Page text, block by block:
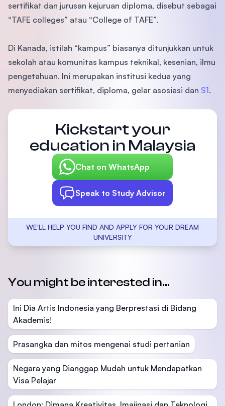
sertifikat dan jurusan kejuruan diploma, disebut sebagai
“TAFE colleges” atau “College of TAFE”.
Di Kanada, istilah “kampus” biasanya ditunjukkan untuk
sekolah atau komunitas kampus teknikal, kesenian, ilmu
pengetahuan. Ini merupakan institusi kedua yang
menyediakan sertifikat, diploma, gelar asosiasi dan S1.
Kickstart your
education in Malaysia
Chat on WhatsApp
Speak to Study Advisor
WE'LL HELP YOU FIND AND APPLY FOR YOUR DREAM
UNIVERSITY
You might be interested in...
Ini Dia Artis Indonesia yang Berprestasi di Bidang
Akademis!
Prasangka dan mitos mengenai studi pertanian
Negara yang Dianggap Mudah untuk Mendapatkan
Visa Pelajar